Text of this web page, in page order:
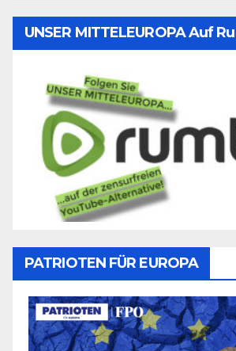
UNSER MITTELEUROPA Auf
PATRIOTEN FÜR EUROPA